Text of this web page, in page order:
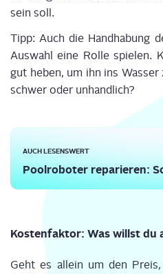
sein soll.
Tipp: Auch die Hand­ha­bung
Aus­wahl eine Rol­le spie­len.
gut heben, um ihn ins
schwer oder unhandlich?
AUCH LESENSWERT
Pool­ro­bo­ter repa­rie­ren:
Kos­ten­fak­tor: Was willst du
Geht es allein um den